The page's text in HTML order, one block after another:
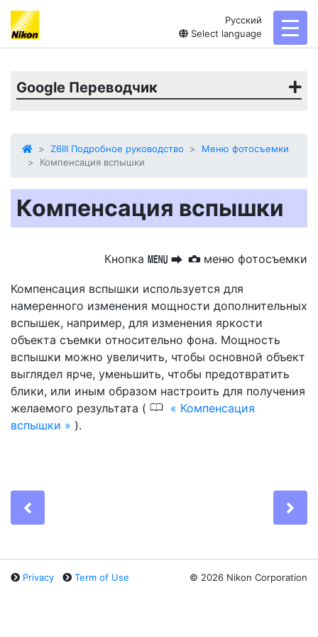
Русский
Select language
Google Переводчик
Z6III Подробное руководство
Меню фотосъемки
Компенсация вспышки
Компенсация вспышки
Кнопка G U C меню фотосъемки
Компенсация вспышки используется для
намеренного изменения мощности дополнительных
вспышек, например, для изменения яркости
объекта съемки относительно фона. Мощность
вспышки можно увеличить, чтобы основной объект
выглядел ярче, уменьшить, чтобы предотвратить
блики, или иным образом настроить для получения
желаемого результата ( 0
Компенсация
вспышки
).
Privacy Term of Use © 2026 Nikon Corporation